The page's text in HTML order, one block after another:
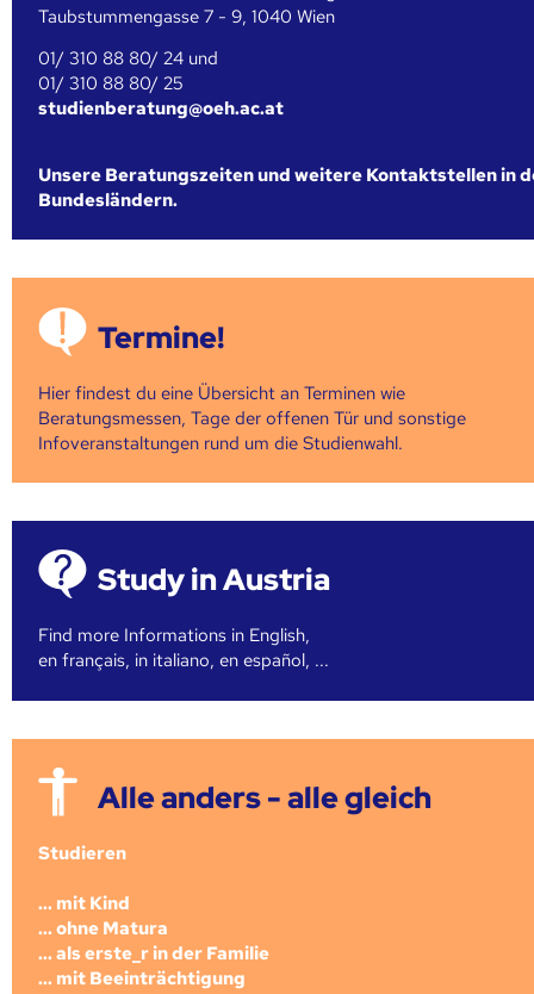
Taubstummengasse 7 - 9, 1040 Wien
01/ 310 88 80/ 24 und
01/ 310 88 80/ 25
studienberatung@oeh.ac.at
Unsere Beratungszeiten und weitere Kontaktstellen in
Bundesländern.
Termine!
Hier findest du eine Übersicht an Terminen wie
Beratungsmessen, Tage der offenen Tür und sonstige
Infoveranstaltungen rund um die Studienwahl.
Study in Austria
Find more Informations in English,
en français, in italiano, en español, ...
Alle anders - alle gleich
Studieren
... mit Kind
... ohne Matura
... als erste_r in der Familie
... mit Beeinträchtigung